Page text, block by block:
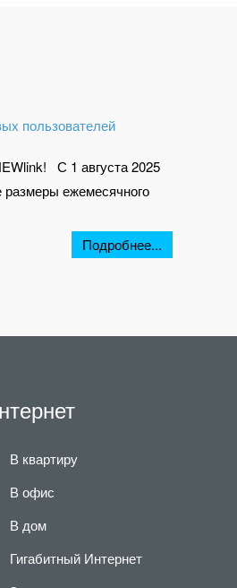
пользователей
С 1 августа 2025
размеры ежемесячного
Подробнее...
В квартиру
В офис
В дом
Гигабитный Интернет